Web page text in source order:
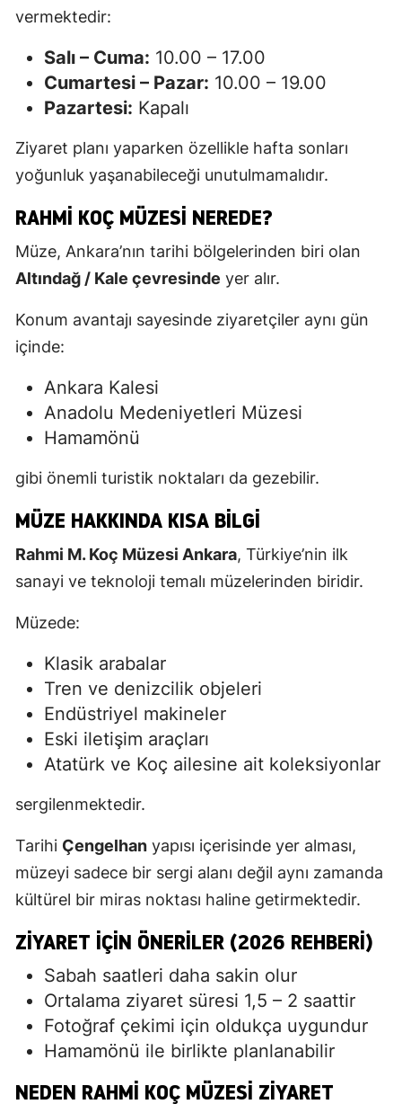
vermektedir:
Salı – Cuma: 10.00 – 17.00
Cumartesi – Pazar: 10.00 – 19.00
Pazartesi: Kapalı
Ziyaret planı yaparken özellikle hafta sonları
yoğunluk yaşanabileceği unutulmamalıdır.
RAHMI KOÇ MÜZESI NEREDE?
Müze, Ankara’nın tarihi bölgelerinden biri olan
Altındağ / Kale çevresinde yer alır.
Konum avantajı sayesinde ziyaretçiler aynı gün
içinde:
Ankara Kalesi
Anadolu Medeniyetleri Müzesi
Hamamönü
gibi önemli turistik noktaları da gezebilir.
MÜZE HAKKINDA KISA BILGI
Rahmi M. Koç Müzesi Ankara, Türkiye’nin ilk
sanayi ve teknoloji temalı müzelerinden biridir.
Müzede:
Klasik arabalar
Tren ve denizcilik objeleri
Endüstriyel makineler
Eski iletişim araçları
Atatürk ve Koç ailesine ait koleksiyonlar
sergilenmektedir.
Tarihi Çengelhan yapısı içerisinde yer alması,
müzeyi sadece bir sergi alanı değil aynı zamanda
kültürel bir miras noktası haline getirmektedir.
ZIYARET İÇIN ÖNERILER (2026 REHBERI)
Sabah saatleri daha sakin olur
Ortalama ziyaret süresi 1,5 – 2 saattir
Fotoğraf çekimi için oldukça uygundur
Hamamönü ile birlikte planlanabilir
NEDEN RAHMI KOÇ MÜZESI ZIYARET